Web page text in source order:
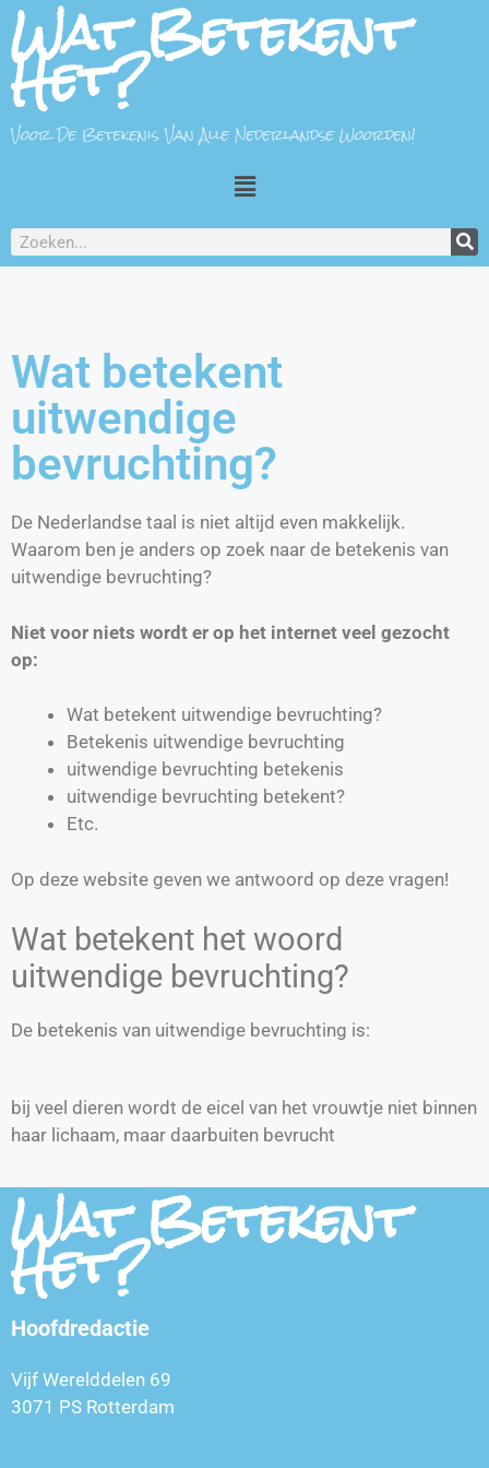
Wat Betekent
Het?
Voor De Betekenis Van Alle Nederlandse Woorden!
Wat betekent
uitwendige
bevruchting?
De Nederlandse taal is niet altijd even makkelijk.
Waarom ben je anders op zoek naar de betekenis van
uitwendige bevruchting?
Niet voor niets wordt er op het internet veel gezocht
op:
Wat betekent uitwendige bevruchting?
Betekenis uitwendige bevruchting
uitwendige bevruchting betekenis
uitwendige bevruchting betekent?
Etc.
Op deze website geven we antwoord op deze vragen!
Wat betekent het woord
uitwendige bevruchting?
De betekenis van uitwendige bevruchting is:
bij veel dieren wordt de eicel van het vrouwtje niet binnen
haar lichaam, maar daarbuiten bevrucht
Wat Betekent
Het?
Hoofdredactie
Vijf Werelddelen 69
3071 PS Rotterdam